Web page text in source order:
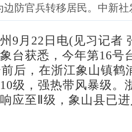
边防官兵转移居民。中新
9月22日电(见习记者
台获悉，今年第16号
后，在浙江象山镇鹤
级，强热带风暴级。
应至Ⅱ级，象山县已